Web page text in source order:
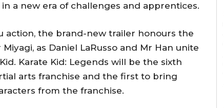
a new era of challenges and apprentices.
action, the brand-new trailer honours the
as Daniel LaRusso and Mr Han unite
Karate Kid: Legends will be the sixth
arts franchise and the first to bring
from the franchise.